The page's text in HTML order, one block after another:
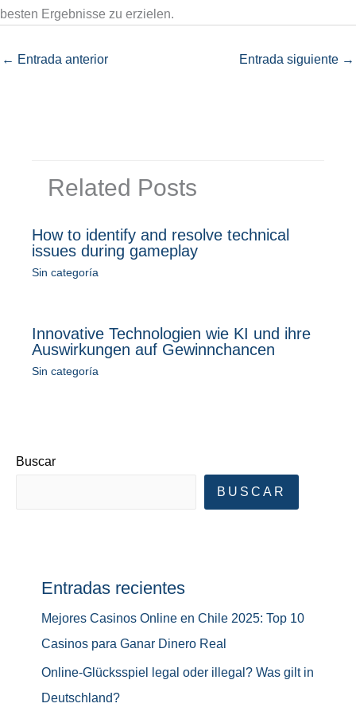
besten Ergebnisse zu erzielen.
← Entrada anterior Entrada siguiente →
Related Posts
How to identify and resolve technical
issues during gameplay
Sin categoría
Innovative Technologien wie KI und ihre
Auswirkungen auf Gewinnchancen
Sin categoría
Buscar
BUSCAR
Entradas recientes
Mejores Casinos Online en Chile 2025: Top 10
Casinos para Ganar Dinero Real
Online-Glücksspiel legal oder illegal? Was gilt in
Deutschland?